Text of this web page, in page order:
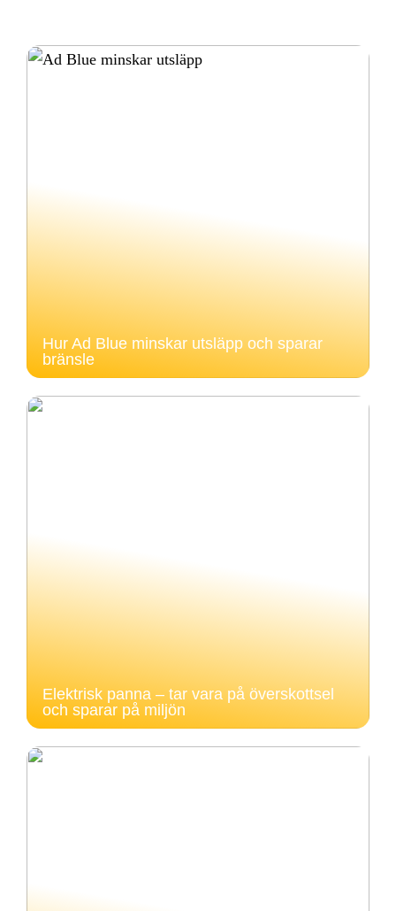
Hur Ad Blue minskar utsläpp och sparar
bränsle
Elektrisk panna – tar vara på överskottsel
och sparar på miljön